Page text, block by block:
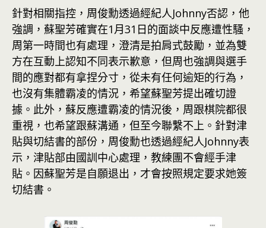
針對相關指控，周俊勳透過經紀人Johnny否認，他
強調，蘇聖芳確實在1月31日的面談中反應遭性騷，
周第一時間也有處理，澄清是拍肩式鼓勵，並為雙
方在互動上認知不同表示歉意，但周也強調與選手
間的應對都有拿捏分寸，從未有任何逾矩的行為，
也沒有集體霸凌的情況，希望蘇聖芳提出確切證
據。此外，蘇反應遭霸凌的情況後，周跟棋院都很
重視，也希望跟蘇溝通，但至今聯繫不上。針對津
貼與切結書的部份，周俊勳也透過經紀人Johnny表
示，津貼部由國訓中心處理，教練團不會經手津
貼。因蘇聖芳是自願退出，才會按照規定要求她簽
切結書。